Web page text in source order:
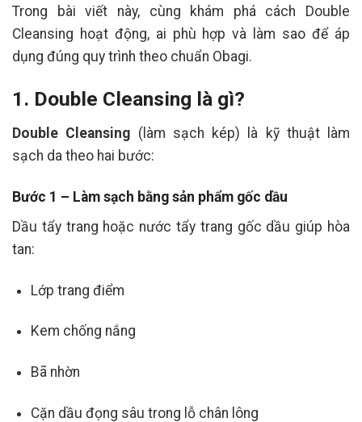
Trong bài viết này, cùng khám phá cách Double
Cleansing hoạt động, ai phù hợp và làm sao để áp
dụng đúng quy trình theo chuẩn Obagi.
1. Double Cleansing là gì?
Double Cleansing (làm sạch kép) là kỹ thuật làm
sạch da theo hai bước:
Bước 1 – Làm sạch bằng sản phẩm gốc dầu
Dầu tẩy trang hoặc nước tẩy trang gốc dầu giúp hòa
tan:
Lớp trang điểm
Kem chống nắng
Bã nhờn
Cặn dầu đọng sâu trong lỗ chân lông